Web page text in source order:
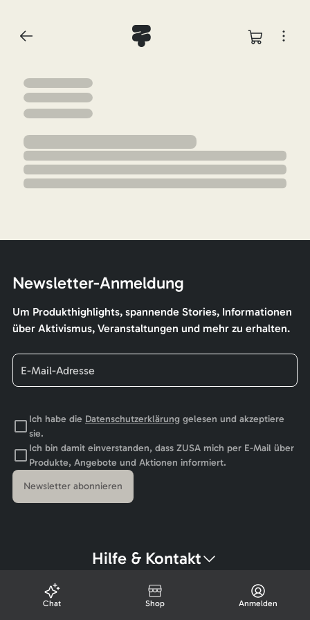
Newsletter-Anmeldung
Um Produkthighlights, spannende Stories, Informationen
über Aktivismus, Veranstaltungen und mehr zu erhalten.
Ich habe die Datenschutzerklärunggelesen und akzeptiere
sie.
Ich bin damit einverstanden, dass ZUSA mich per E-Mail über
Produkte, Angebote und Aktionen informiert.
Newsletter abonnieren
Hilfe & Kontakt
Chat Shop Anmelden